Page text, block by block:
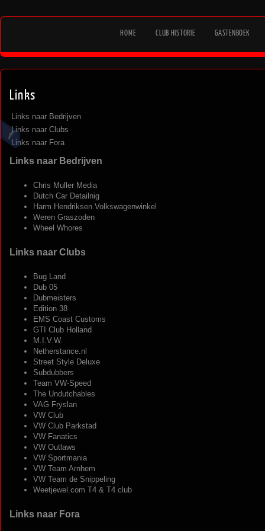
HOME CLUB HISTORIE GASTENBOEK
Links
Links naar Bedrijven
Links naar Clubs
Links naar Fora
Links naar Bedrijven
Chris Muller Media
Dutch Car Detailnig
Harm Hendriksen Volkswagenwinkel
Weren Graszoden
Wheel Whores
Links naar Clubs
Bug Land
Dub 05
Dubmeisters
Edition 38
EMS Coast Customs
GTI Club Holland
M.I.V.W.
Netherstance.nl
Street Style Deluxe
Subdubbers
Team VW-Speed
The Undutchables
VAG Fryslan
VW Club
VW Club Parkstad
VW Fanatics
VW Outlaws
VW Sportmania
VW Team Arnhem
VW Team de Snippeling
Weetjewel.com T4 & T4 club
Links naar Fora